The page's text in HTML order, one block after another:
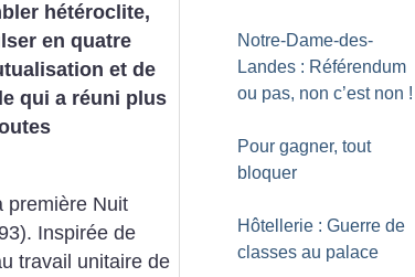
hétéroclite,
en quatre
et de
qui a réuni plus
première Nuit
Inspirée de
travail unitaire de
Notre-Dame-des-
Landes : Référendum
ou pas, non c’est non !
Pour gagner, tout
bloquer
Hôtellerie : Guerre de
classes au palace